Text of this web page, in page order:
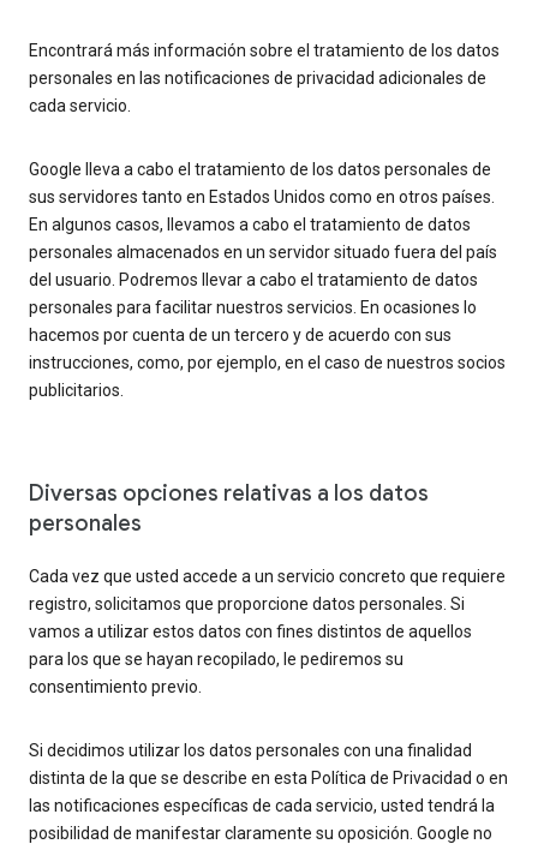
Encontrará más información sobre el tratamiento de los datos
personales en las notificaciones de privacidad adicionales de
cada servicio.
Google lleva a cabo el tratamiento de los datos personales de
sus servidores tanto en Estados Unidos como en otros países.
En algunos casos, llevamos a cabo el tratamiento de datos
personales almacenados en un servidor situado fuera del país
del usuario. Podremos llevar a cabo el tratamiento de datos
personales para facilitar nuestros servicios. En ocasiones lo
hacemos por cuenta de un tercero y de acuerdo con sus
instrucciones, como, por ejemplo, en el caso de nuestros socios
publicitarios.
Diversas opciones relativas a los datos
personales
Cada vez que usted accede a un servicio concreto que requiere
registro, solicitamos que proporcione datos personales. Si
vamos a utilizar estos datos con fines distintos de aquellos
para los que se hayan recopilado, le pediremos su
consentimiento previo.
Si decidimos utilizar los datos personales con una finalidad
distinta de la que se describe en esta Política de Privacidad o en
las notificaciones específicas de cada servicio, usted tendrá la
posibilidad de manifestar claramente su oposición. Google no